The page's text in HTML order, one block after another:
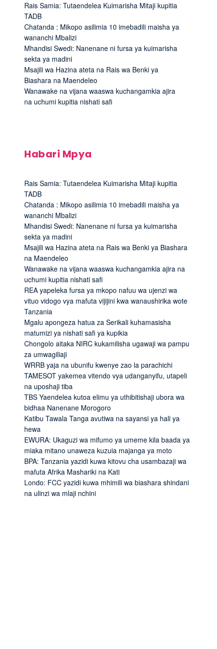
Rais Samia: Tutaendelea Kuimarisha Mitaji kupitia
TADB
Chatanda : Mikopo asilimia 10 imebadili maisha ya
wananchi Mbalizi
Mhandisi Swedi: Nanenane ni fursa ya kuimarisha
sekta ya madini
Msajili wa Hazina ateta na Rais wa Benki ya
Biashara na Maendeleo
Wanawake na vijana waaswa kuchangamkia ajira
na uchumi kupitia nishati safi
Habari Mpya
Rais Samia: Tutaendelea Kuimarisha Mitaji kupitia
TADB
Chatanda : Mikopo asilimia 10 imebadili maisha ya
wananchi Mbalizi
Mhandisi Swedi: Nanenane ni fursa ya kuimarisha
sekta ya madini
Msajili wa Hazina ateta na Rais wa Benki ya Biashara
na Maendeleo
Wanawake na vijana waaswa kuchangamkia ajira na
uchumi kupitia nishati safi
REA yapeleka fursa ya mkopo nafuu wa ujenzi wa
vituo vidogo vya mafuta vijijini kwa wanaushirika wote
Tanzania
Mgalu apongeza hatua za Serikali kuhamasisha
matumizi ya nishati safi ya kupikia
Chongolo aitaka NIRC kukamilisha ugawaji wa pampu
za umwagiliaji
WRRB yaja na ubunifu kwenye zao la parachichi
TAMESOT yakemea vitendo vya udanganyifu, utapeli
na uposhaji tiba
TBS Yaendelea kutoa elimu ya uthibitishaji ubora wa
bidhaa Nanenane Morogoro
Katibu Tawala Tanga avutiwa na sayansi ya hali ya
hewa
EWURA: Ukaguzi wa mifumo ya umeme kila baada ya
miaka mitano unaweza kuzuia majanga ya moto
BPA: Tanzania yazidi kuwa kitovu cha usambazaji wa
mafuta Afrika Mashariki na Kati
Londo: FCC yazidi kuwa mhimili wa biashara shindani
na ulinzi wa mlaji nchini